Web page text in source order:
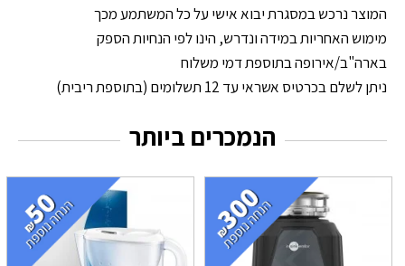
המוצר נרכש במסגרת יבוא אישי על כל המשתמע מכך
מימוש האחריות במידה ונדרש, הינו לפי הנחיות הספק
בארה"ב/אירופה בתוספת דמי משלוח
ניתן לשלם בכרטיס אשראי עד 12 תשלומים (בתוספת ריבית)
הנמכרים ביותר